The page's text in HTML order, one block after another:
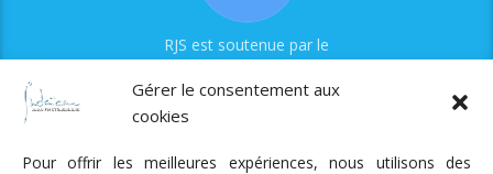
Gérer le consentement aux
cookies
Pour offrir les meilleures expériences, nous utilisons des
RJS est soutenue par le